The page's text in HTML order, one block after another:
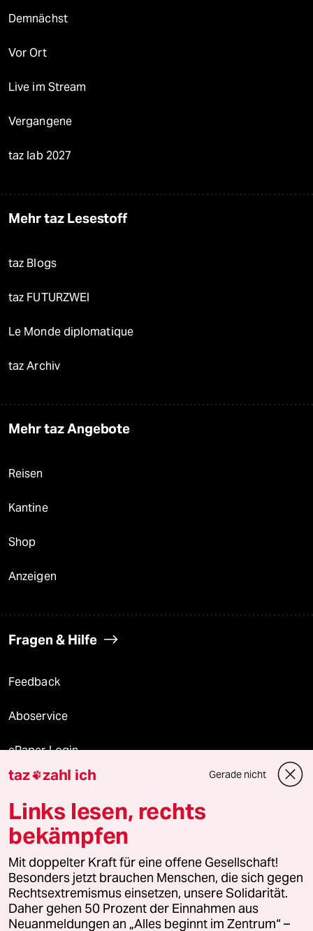
Demnächst
Vor Ort
Live im Stream
Vergangene
taz lab 2027
Mehr taz Lesestoff
taz Blogs
taz FUTURZWEI
Le Monde diplomatique
taz Archiv
Mehr taz Angebote
Reisen
Kantine
Shop
Anzeigen
Fragen & Hilfe
Feedback
Aboservice
ePaper Login
Downloads für Abonnierende
© 2026 taz Verlags und Vertriebs GmbH
Alle Rechte vorbehalten. Bei rechtlichen Fragen oder für Genehmigungen
wenden Sie sich bitte an
lizenzen@taz.de
Feedback Redaktionsstatut Kommune-Richtlinien
taz zahl ich Gerade nicht
Links lesen, rechts
bekämpfen
Mit doppelter Kraft für eine offene Gesellschaft!
Besonders jetzt brauchen Menschen, die sich gegen
Rechtsextremismus einsetzen, unsere Solidarität.
Daher gehen 50 Prozent der Einnahmen aus
Neuanmeldungen an „Alles beginnt im Zentrum“ –